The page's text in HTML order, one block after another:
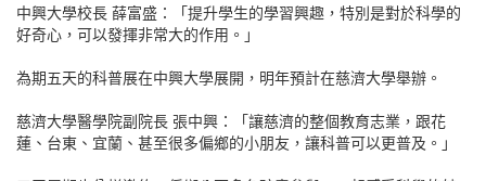
中興大學校長 薛富盛：「提升學生的學習興趣，特別是對於科學的
好奇心，可以發揮非常大的作用。」
為期五天的科普展在中興大學展開，明年預計在慈濟大學舉辦。
慈濟大學醫學院副院長 張中興：「讓慈濟的整個教育志業，跟花
蓮、台東、宜蘭、甚至很多偏鄉的小朋友，讓科普可以更普及。」